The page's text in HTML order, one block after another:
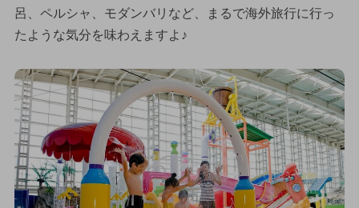
呂、ペルシャ、モダンバリなど、まるで海外旅行に行っ
たような気分を味わえますよ♪